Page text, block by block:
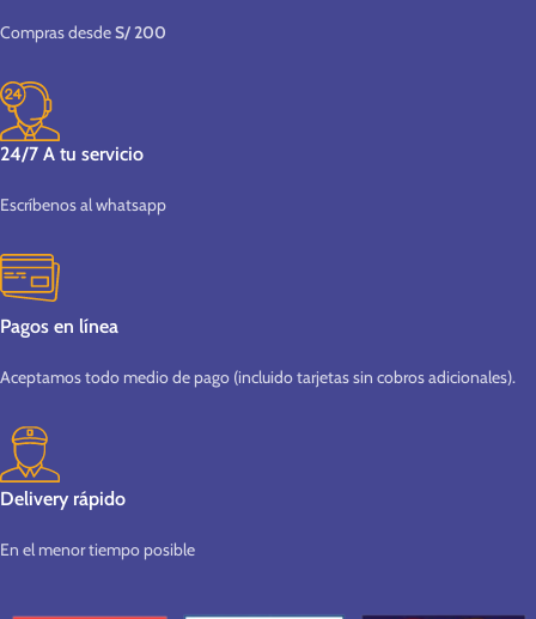
Compras desdeS/ 200
24/7 A tu servicio
Escríbenos al whatsapp
Pagos en línea
Aceptamos todo medio de pago (incluido tarjetas sin cobros adicionales).
Delivery rápido
En el menor tiempo posible